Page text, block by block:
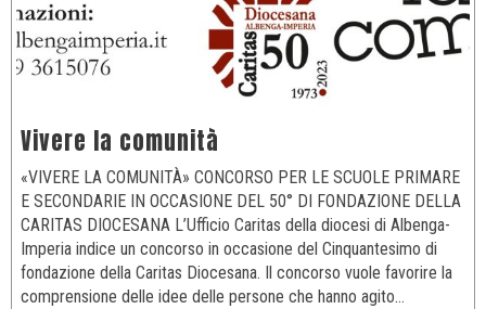
Vivere la comunità
«VIVERE LA COMUNITÀ» CONCORSO PER LE SCUOLE PRIMARE
E SECONDARIE IN OCCASIONE DEL 50° DI FONDAZIONE DELLA
CARITAS DIOCESANA L’Ufficio Caritas della diocesi di Albenga-
Imperia indice un concorso in occasione del Cinquantesimo di
fondazione della Caritas Diocesana. Il concorso vuole favorire la
comprensione delle idee delle persone che hanno agito…